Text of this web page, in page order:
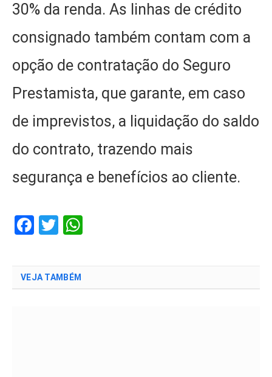
30% da renda. As linhas de crédito
consignado também contam com a
opção de contratação do Seguro
Prestamista, que garante, em caso
de imprevistos, a liquidação do saldo
do contrato, trazendo mais
segurança e benefícios ao cliente.
Facebook
Twitter
VEJA TAMBÉM